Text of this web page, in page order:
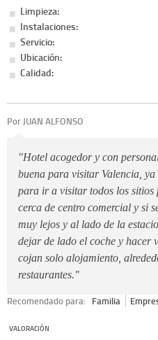
Limpieza:
Instalaciones:
Servicio:
Ubicación:
Calidad:
Por JUAN ALFONSO
"Hotel acogedor y con
buena para visitar Valencia,
para ir a visitar todos los sitios
cerca de centro comercial y si
muy lejos y al lado de la
dejar de lado el coche y hacer
cojan solo alojamiento,
restaurantes."
Recomendado para: Familia
VALORACIÓN